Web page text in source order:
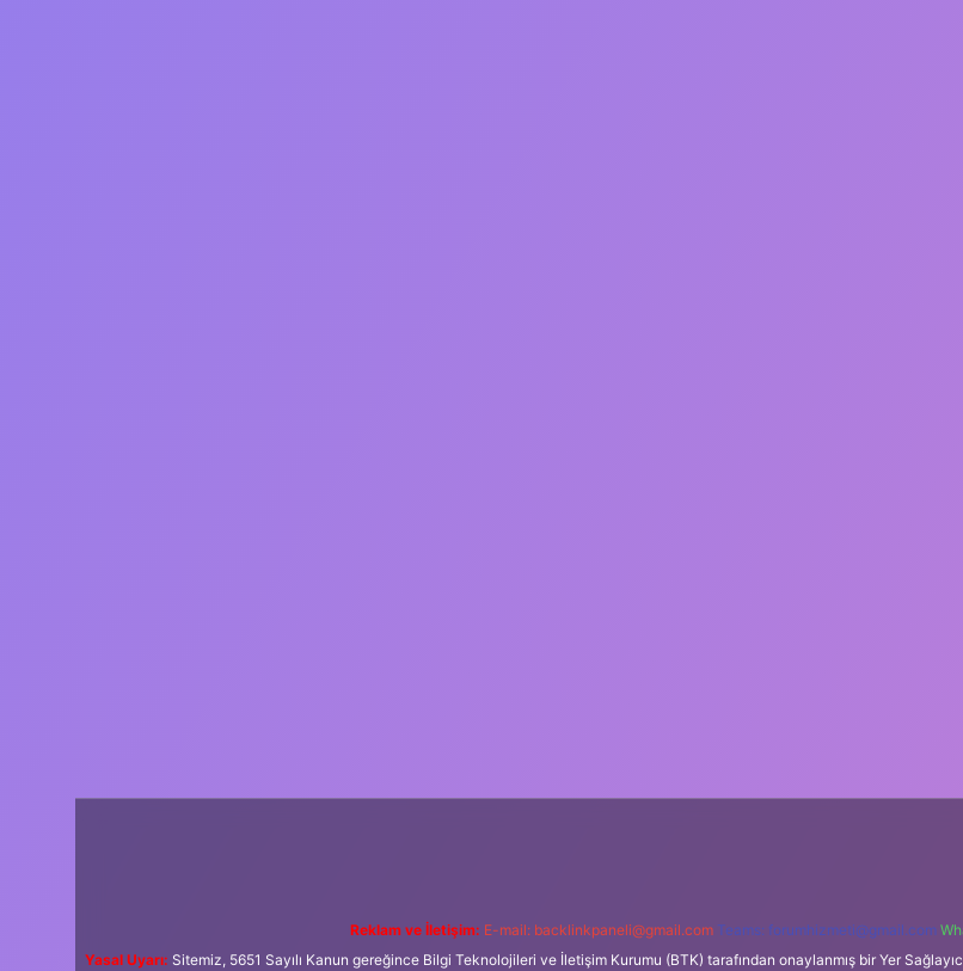
Reklam ve İletişim: E-mail: backlinkpaneli@gmail.com Teams: forumhizmeti@gmail.com
Yasal Uyarı: Sitemiz, 5651 Sayılı Kanun gereğince Bilgi Teknolojileri ve İletişim Kurumu (BTK) tarafından onaylanmış bir Yer